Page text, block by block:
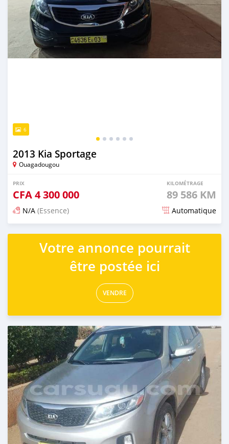
6
2013 Kia Sportage
Ouagadougou
PRIX
CFA4 300 000
KILOMÉTRAGE
89 586 KM
N/A (Essence) Automatique
Publié il y a 6 mois
Votre annonce pourrait
être postée ici
VENDRE